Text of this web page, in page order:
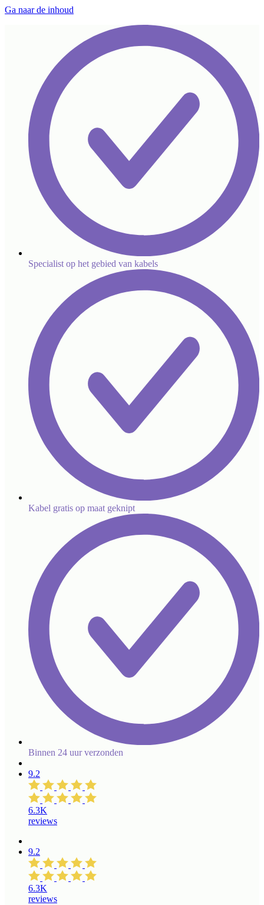
Ga naar de inhoud
Specialist op het gebied van kabels
Kabel gratis op maat geknipt
Binnen 24 uur verzonden
9.2
6.3K
reviews
9.2
6.3K
reviews